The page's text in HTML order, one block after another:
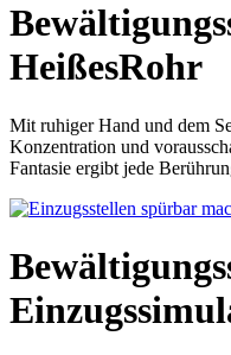
HeißesRohr
Mit ruhiger Hand und dem
Konzentration und
Fantasie ergibt jede